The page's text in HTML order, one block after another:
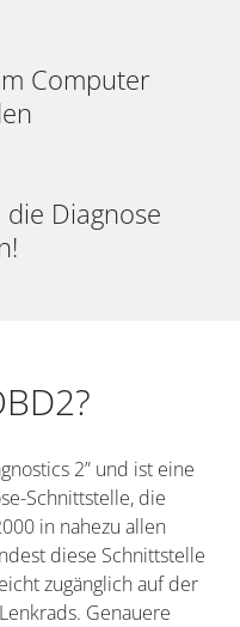
Computer
Diagnose
2” und ist eine
Schnittstelle, die
in nahezu allen
diese Schnittstelle
zugänglich auf der
Genauere